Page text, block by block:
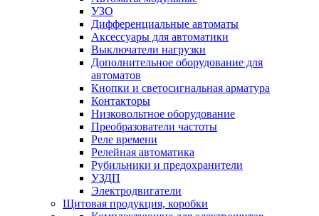
УЗО
Дифференциальные автоматы
Аксессуары для автоматики
Выключатели нагрузки
Дополнительное оборудование для
автоматов
Кнопки и светосигнальная арматура
Контакторы
Низковольтное оборудование
Преобразователи частоты
Реле времени
Релейная автоматика
Рубильники и предохранители
УЗДП
Электродвигатели
Щитовая продукция, коробки